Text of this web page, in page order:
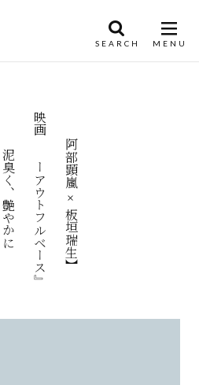
【阿部顕嵐 × 板垣瑞生】
映画『ツーアウトフルベース』
泥臭く、艶やかに